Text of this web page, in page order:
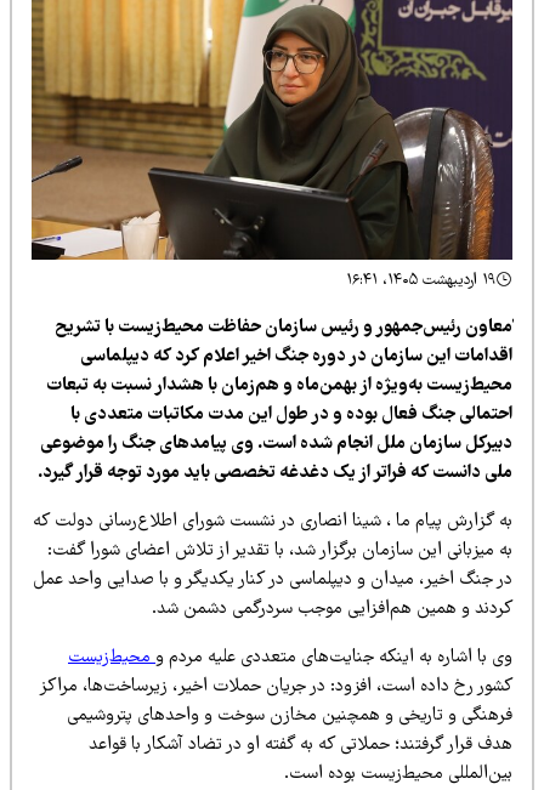
رئیس‌جمهور و رئیس سازمان حفاظت محیط‌زیست با تشریح
این سازمان در دوره جنگ اخیر اعلام کرد که دیپلماسی
به‌ویژه از بهمن‌ماه و هم‌زمان با هشدار نسبت به تبعات
جنگ فعال بوده و در طول این مدت مکاتبات متعددی با
سازمان ملل انجام شده است. وی پیامدهای جنگ را موضوعی
دانست که فراتر از یک دغدغه تخصصی باید مورد توجه قرار گیرد.
گزارش پیام ما ، شینا انصاری در نشست شورای اطلاع‌رسانی دولت که
میزبانی این سازمان برگزار شد، با تقدیر از تلاش اعضای شورا گفت:
جنگ اخیر، میدان و دیپلماسی در کنار یکدیگر و با صدایی واحد عمل
و همین هم‌افزایی موجب سردرگمی دشمن شد.
با اشاره به اینکه جنایت‌های متعددی علیه مردم ومحیط‌زیست
رخ داده است، افزود: در جریان حملات اخیر، زیرساخت‌ها، مراکز
و تاریخی و همچنین مخازن سوخت و واحدهای پتروشیمی
قرار گرفتند؛ حملاتی که به گفته او در تضاد آشکار با قواعد
محیط‌زیست بوده است.